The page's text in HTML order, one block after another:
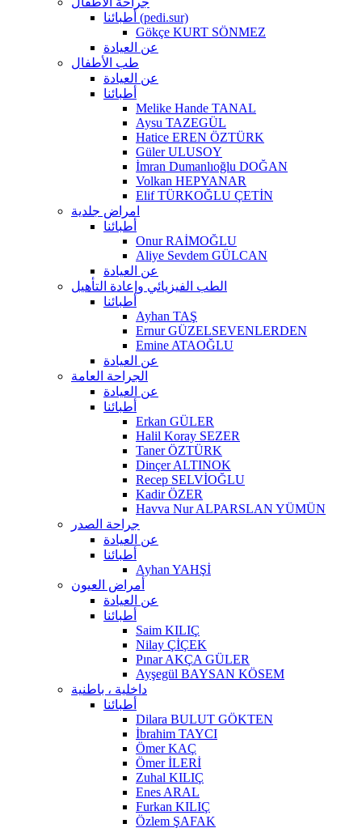
أطبائنا (pedi.sur)
Gökçe KURT SÖNMEZ
عن العيادة
طب الأطفال
عن العيادة
أطبائنا
Melike Hande TANAL
Aysu TAZEGÜL
Hatice EREN ÖZTÜRK
Güler ULUSOY
İmran Dumanlıoğlu DOĞAN
Volkan HEPYANAR
Elif TÜRKOĞLU ÇETİN
امراض جلدية
أطبائنا
Onur RAİMOĞLU
Aliye Sevdem GÜLCAN
عن العيادة
الطب الفيزيائي وإعادة التأهيل
أطبائنا
Ayhan TAŞ
Ernur GÜZELSEVENLERDEN
Emine ATAOĞLU
عن العيادة
الجراحة العامة
عن العيادة
أطبائنا
Erkan GÜLER
Halil Koray SEZER
Taner ÖZTÜRK
Dinçer ALTINOK
Recep SELVİOĞLU
Kadir ÖZER
Havva Nur ALPARSLAN YÜMÜN
جراحة الصدر
عن العيادة
أطبائنا
Ayhan YAHŞİ
أمراض العيون
عن العيادة
أطبائنا
Saim KILIÇ
Nilay ÇİÇEK
Pınar AKÇA GÜLER
Ayşegül BAYSAN KÖSEM
داخلية ، باطنية
أطبائنا
Dilara BULUT GÖKTEN
İbrahim TAYCI
Ömer KAÇ
Ömer İLERİ
Zuhal KILIÇ
Enes ARAL
Furkan KILIÇ
Özlem ŞAFAK